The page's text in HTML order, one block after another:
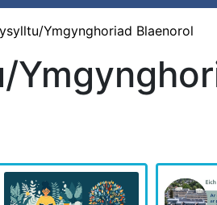
Ni
ar gyfer Cyngor
Dangos isddewislen ar
Dangos
Ymgynghoriad Blaenorol